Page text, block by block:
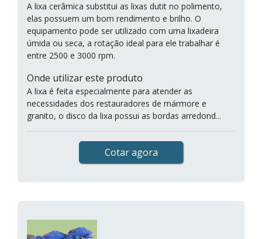
A lixa cerâmica substitui as lixas dutit no polimento,
elas possuem um bom rendimento e brilho. O
equipamento pode ser utilizado com uma lixadeira
úmida ou seca, a rotação ideal para ele trabalhar é
entre 2500 e 3000 rpm.
Onde utilizar este produto
A lixa é feita especialmente para atender as
necessidades dos restauradores de mármore e
granito, o disco da lixa possui as bordas arredond...
Cotar agora